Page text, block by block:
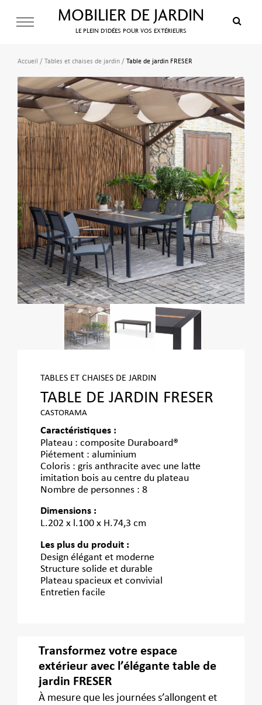
MOBILIER DE JARDIN
LE PLEIN D’IDÉES POUR VOS EXTÉRIEURS
Accueil / Tables et chaises de jardin/ Table de jardin FRESER
TABLES ET CHAISES DE JARDIN
TABLE DE JARDIN FRESER
CASTORAMA
Caractéristiques :
Plateau : composite Duraboard®
Piétement : aluminium
Coloris : gris anthracite avec une latte
imitation bois au centre du plateau
Nombre de personnes : 8
Dimensions :
L.202 x l.100 x H.74,3 cm
Les plus du produit :
Design élégant et moderne
Structure solide et durable
Plateau spacieux et convivial
Entretien facile
Transformez votre espace
extérieur avec l’élégante table de
jardin FRESER
À mesure que les journées s’allongent et